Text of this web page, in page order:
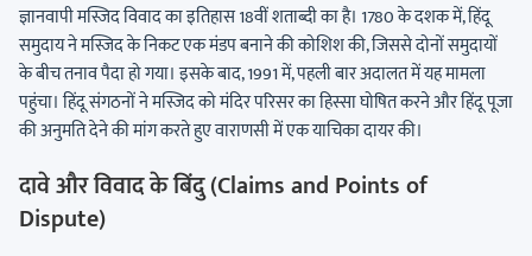
ज्ञानवापी मस्जिद विवाद का इतिहास 18वीं शताब्दी का है। 1780 के दशक में, हिंदू
समुदाय ने मस्जिद के निकट एक मंडप बनाने की कोशिश की, जिससे दोनों समुदायों
के बीच तनाव पैदा हो गया। इसके बाद, 1991 में, पहली बार अदालत में यह मामला
पहुंचा। हिंदू संगठनों ने मस्जिद को मंदिर परिसर का हिस्सा घोषित करने और हिंदू पूजा
की अनुमति देने की मांग करते हुए वाराणसी में एक याचिका दायर की।
दावे और विवाद के बिंदु (Claims and Points of
Dispute)